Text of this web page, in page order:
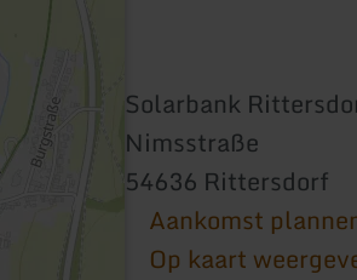
Solarbank
Nimsstraße
54636 Rittersdorf
Aankomst
Op kaart